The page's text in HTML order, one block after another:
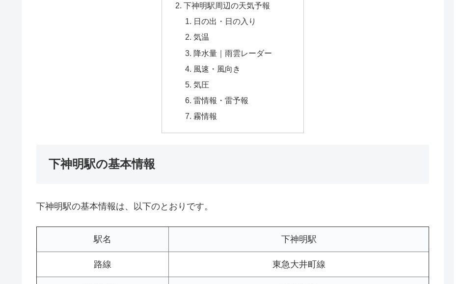
下神明駅周辺の天気予報
日の出・日の入り
気温
降水量｜雨雲レーダー
風速・風向き
気圧
雷情報・雷予報
霧情報
下神明駅の基本情報
下神明駅の基本情報は、以下のとおりです。
駅名 下神明駅
路線 東急大井町線